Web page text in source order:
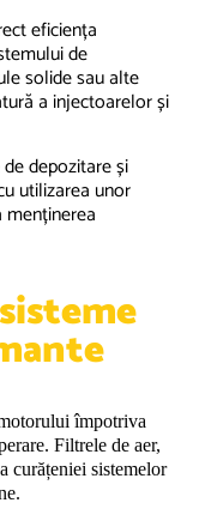
eficiența
de
solide sau alte
a injectoarelor și
depozitare și
utilizarea unor
împotriva
Filtrele de aer,
curățeniei sistemelor